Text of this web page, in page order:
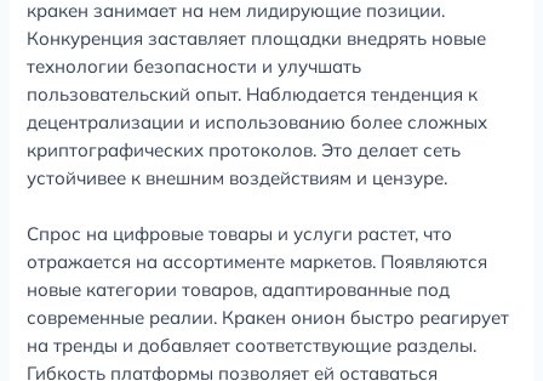
кракен занимает на нем лидирующие позиции.
Конкуренция заставляет площадки внедрять новые
технологии безопасности и улучшать
пользовательский опыт. Наблюдается тенденция к
децентрализации и использованию более сложных
криптографических протоколов. Это делает сеть
устойчивее к внешним воздействиям и цензуре.
Спрос на цифровые товары и услуги растет, что
отражается на ассортименте маркетов. Появляются
новые категории товаров, адаптированные под
современные реалии. Кракен онион быстро реагирует
на тренды и добавляет соответствующие разделы.
Гибкость платформы позволяет ей оставаться